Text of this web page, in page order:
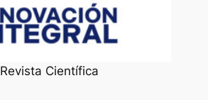
Revista Científica